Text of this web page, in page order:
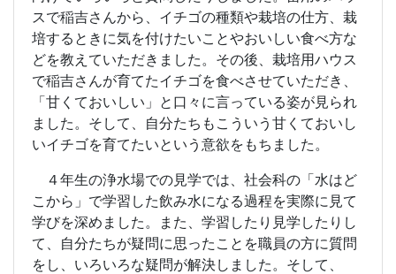
スで稲吉さんから、イチゴの種類や栽培の仕方、栽
培するときに気を付けたいことやおいしい食べ方な
どを教えていただきました。その後、栽培用ハウス
で稲吉さんが育てたイチゴを食べさせていただき、
「甘くておいしい」と口々に言っている姿が見られ
ました。そして、自分たちもこういう甘くておいし
いイチゴを育てたいという意欲をもちました。
４年生の浄水場での見学では、社会科の「水はど
こから」で学習した飲み水になる過程を実際に見て
学びを深めました。また、学習したり見学したりし
て、自分たちが疑問に思ったことを職員の方に質問
をし、いろいろな疑問が解決しました。そして、